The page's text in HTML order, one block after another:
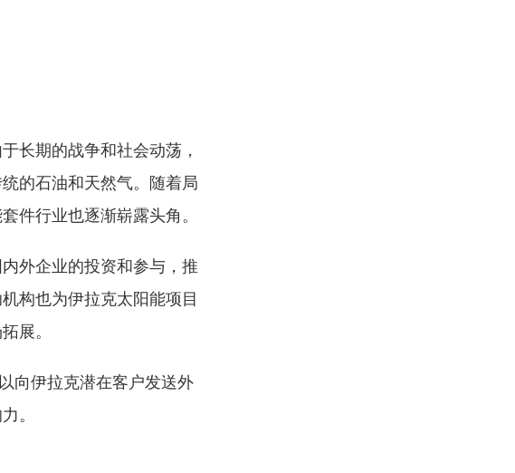
长期的战争和社会动荡，
的石油和天然气。随着局
件行业也逐渐崭露头角。
外企业的投资和参与，推
构也为伊拉克太阳能项目
展。
向伊拉克潜在客户发送外
。